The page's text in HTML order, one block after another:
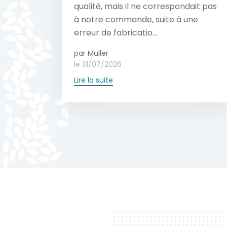
qualité, mais il ne correspondait pas
à notre commande, suite à une
erreur de fabricatio...
par Muller
le 31/07/2026
Lire la suite